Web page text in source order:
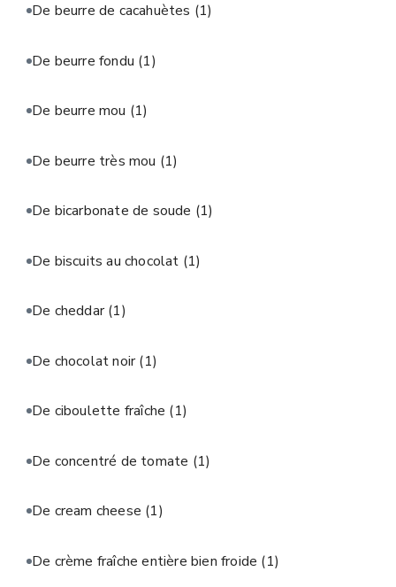
De beurre de cacahuètes (1)
De beurre fondu (1)
De beurre mou (1)
De beurre très mou (1)
De bicarbonate de soude (1)
De biscuits au chocolat (1)
De cheddar(1)
De chocolat noir(1)
De ciboulette fraîche (1)
De concentré de tomate (1)
De cream cheese (1)
De crème fraîche entière bien froide (1)